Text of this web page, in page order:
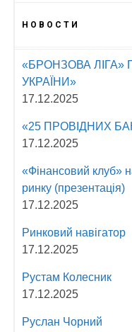
НОВОСТИ
«БРОНЗОВА ЛІГА»
УКРАЇНИ»
17.12.2025
«25 ПРОВІДНИХ
17.12.2025
«Фінансовий клуб»
ринку (презентація)
17.12.2025
Ринковий навігатор
17.12.2025
Рустам Колесник
17.12.2025
Руслан Чорний